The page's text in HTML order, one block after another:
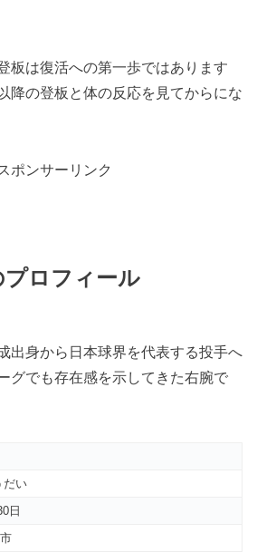
板は復活への第一歩ではあります
降の登板と体の反応を見てからにな
ポンサーリンク
プロフィール
出身から日本球界を代表する投手へ
グでも存在感を示してきた右腕で
だい
日